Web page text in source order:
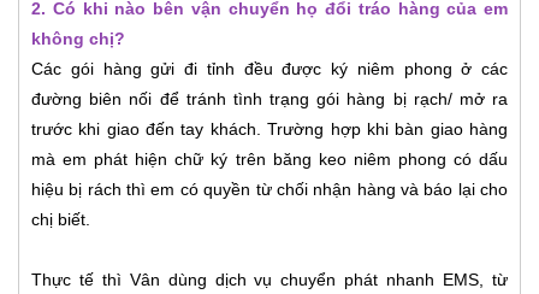
2. Có khi nào bên vận chuyển họ đổi tráo hàng của em
không chị?
Các gói hàng gửi đi tỉnh đều được ký niêm phong ở các
đường biên nối để tránh tình trạng gói hàng bị rạch/ mở ra
trước khi giao đến tay khách. Trường hợp khi bàn giao hàng
mà em phát hiện chữ ký trên băng keo niêm phong có dấu
hiệu bị rách thì em có quyền từ chối nhận hàng và báo lại cho
chị biết.
Thực tế thì Vân dùng dịch vụ chuyển phát nhanh EMS, từ